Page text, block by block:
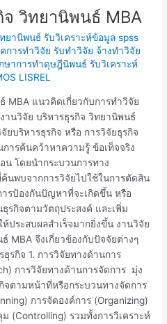
จ วิทยานิพนธ์ MBA
ยานิพนธ์ รับวิเคราะห์ข้อมูล spss
การทำวิจัย รับทำวิจัย จ้างทำวิจัย
าการทำดุษฎีนิพนธ์ รับวิเคราะห์
LISREL
MBA แนวคิดเกี่ยวกับการทำวิจัย
านวิจัย บริหารธุรกิจ วิทยานิพนธ์
ยบริหารธุรกิจ หรือ การวิจัยธุรกิจ
ารค้นคว้าหาความรู้ ข้อเท็จจริง
น โดยนำกระบวนการทาง
นพบจากการวิจัยไปใช้ในการตัดสิน
รป้องกันปัญหาที่จะเกิดขึ้น หรือ
รกิจตามวัตถุประสงค์ และเพิ่ม
ประสบผลสำเร็จมากยิ่งขึ้น งานวิจัย
MBA จึงเกี่ยวข้องกับปัจจัยต่างๆ
รกิจ 1. การวิจัยทางด้านการ
การวิจัยทางด้านการจัดการ มุ่ง
จตามหน้าที่หรือกระบวนทางจัดการ
การจัดองค์การ (Organizing)
(Controlling) รวมทั้งการวิเคราะห์